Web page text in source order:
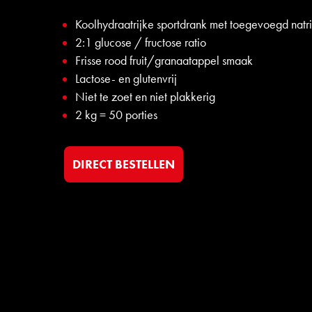
Koolhydraatrijke sportdrank met toegevoegd
2:1 glucose / fructose ratio
Frisse rood fruit/granaatappel smaak
Lactose- en glutenvrij
Niet te zoet en niet plakkerig
2 kg = 50 porties
DIRECT BESTELLEN